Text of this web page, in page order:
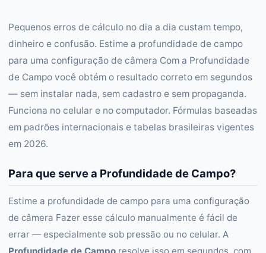
Pequenos erros de cálculo no dia a dia custam tempo,
dinheiro e confusão. Estime a profundidade de campo
para uma configuração de câmera Com a Profundidade
de Campo você obtém o resultado correto em segundos
— sem instalar nada, sem cadastro e sem propaganda.
Funciona no celular e no computador. Fórmulas baseadas
em padrões internacionais e tabelas brasileiras vigentes
em 2026.
Para que serve a Profundidade de Campo?
Estime a profundidade de campo para uma configuração
de câmera Fazer esse cálculo manualmente é fácil de
errar — especialmente sob pressão ou no celular. A